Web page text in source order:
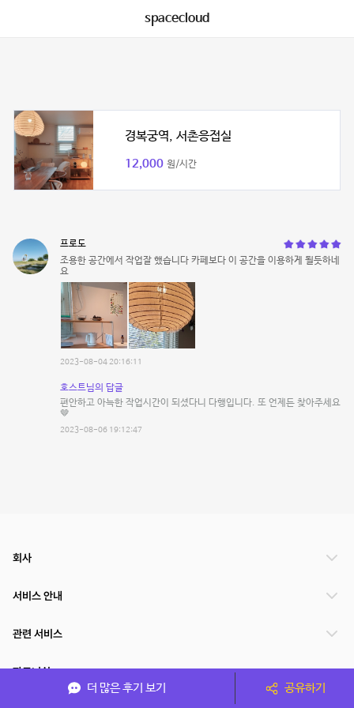
spacecloud
경복궁역, 서촌응접실
12,000 원/시간
프로도
조용한 공간에서 작업잘 했습니다 카페보다 이 공간을 이용하게 될듯하네
요
2023-08-04 20:16:11
호스트님의 답글
편안하고 아늑한 작업시간이 되셨다니 다행입니다. 또 언제든 찾아주세요
🤎
2023-08-06 19:12:47
더 많은 후기 보기 공유하기
회사
서비스 안내
관련 서비스
파트너쉽